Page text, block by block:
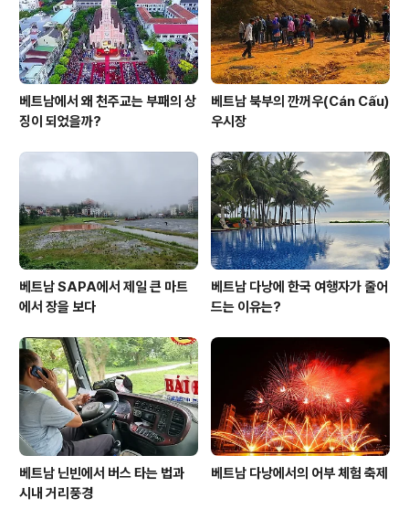
베트남에서 왜 천주교는 부패의 상
징이 되었을까?
베트남 북부의 깐꺼우(Cán Cấu)
우시장
베트남 SAPA에서 제일 큰 마트
에서 장을 보다
베트남 다낭에 한국 여행자가 줄어
드는 이유는?
베트남 닌빈에서 버스 타는 법과
시내 거리풍경
베트남 다낭에서의 어부 체험 축제